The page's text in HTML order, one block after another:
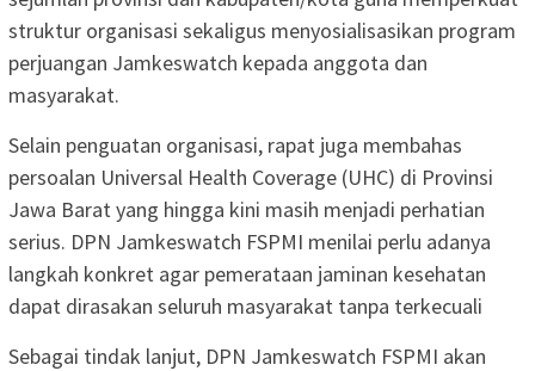
struktur organisasi sekaligus menyosialisasikan program
perjuangan Jamkeswatch kepada anggota dan
masyarakat.
Selain penguatan organisasi, rapat juga membahas
persoalan Universal Health Coverage (UHC) di Provinsi
Jawa Barat yang hingga kini masih menjadi perhatian
serius. DPN Jamkeswatch FSPMI menilai perlu adanya
langkah konkret agar pemerataan jaminan kesehatan
dapat dirasakan seluruh masyarakat tanpa terkecuali
Sebagai tindak lanjut, DPN Jamkeswatch FSPMI akan